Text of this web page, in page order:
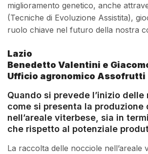
miglioramento genetico, anche
(Tecniche di Evoluzione Assistita),
ruolo chiave nel futuro della nostra
Lazio
Benedetto Valentini e
Ufficio agronomico Assofrutti
Quando si prevede l’inizio
come si presenta la produzione
nell’areale viterbese, sia in
che rispetto al potenziale
La raccolta delle nocciole nell’areale